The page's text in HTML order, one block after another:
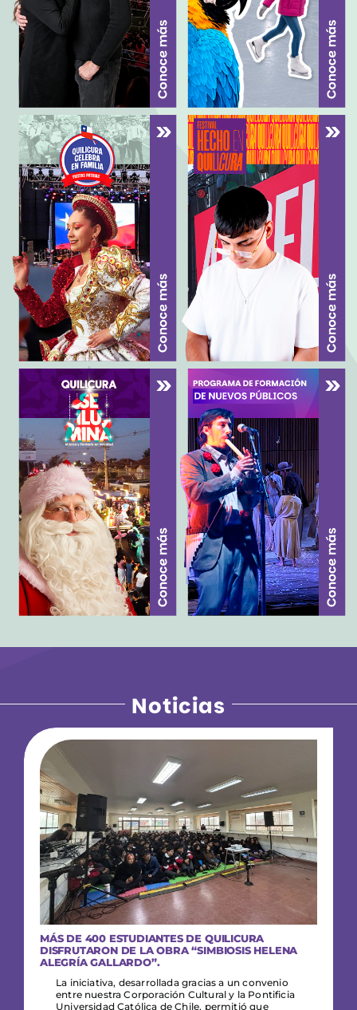
Noticias
MÁS DE 400 ESTUDIANTES DE QUILICURA
DISFRUTARON DE LA OBRA “SIMBIOSIS HELENA
ALEGRÍA GALLARDO”.
La iniciativa, desarrollada gracias a un convenio
entre nuestra Corporación Cultural y la Pontificia
Universidad Católica de Chile, permitió que